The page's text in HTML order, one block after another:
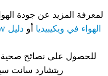
لمعرفة المزيد عن جودة
الهواء في ويكيبيديا أو دليل airnow لجودة الهواء وصحتك
للحصول على نصائح صحية
ريتشارد سانت